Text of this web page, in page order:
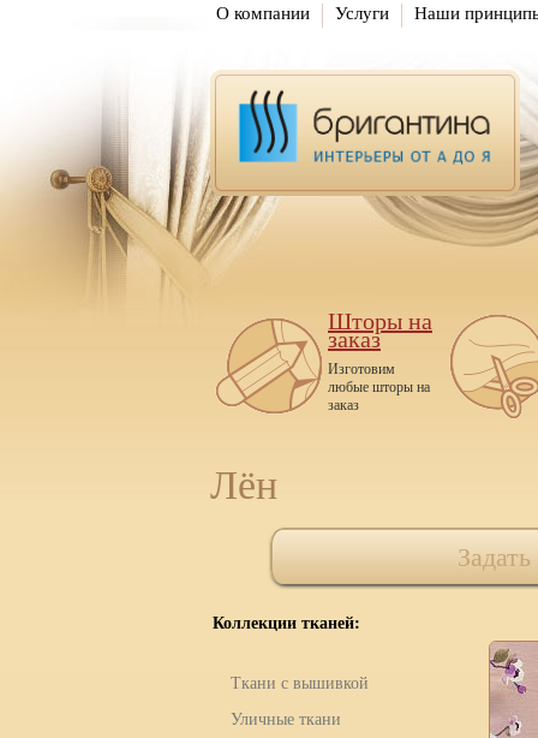
О компании Услуги Наши
Шторы на
заказ
Изготовим
любые шторы на
заказ
Лён
Коллекции тканей:
Ткани с вышивкой
Уличные ткани